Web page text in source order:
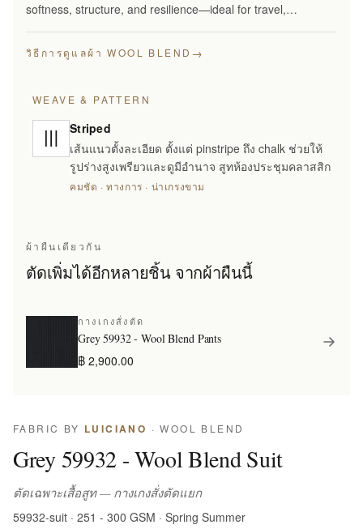
softness, structure, and resilience—ideal for travel,
วิธีการดูแลผ้า WOOL BLEND →
WEAVE & PATTERN
Striped
เส้นแนวตั้งละเอียด ตั้งแต่ pinstripe ถึง chalk ช่วยให้
รูปร่างสูงเพรียวและดูมีอำนาจ สูทห้องประชุมคลาสสิก
คมชัด · ทางการ · น่าเกรงขาม
ผ้าผืนเดียวกัน
ตัดเพิ่มได้อีกหลายชิ้น จากผ้าผืนนี้
กางเกงสั่งตัด
Grey 59932 - Wool Blend Pants
฿ 2,900.00
FABRIC BY LUICIANO · WOOL BLEND
Grey 59932 - Wool Blend Suit
ตัดเฉพาะเสื้อสูท — กางเกงสั่งตัดแยก
59932-suit · 251 - 300 GSM · Spring Summer